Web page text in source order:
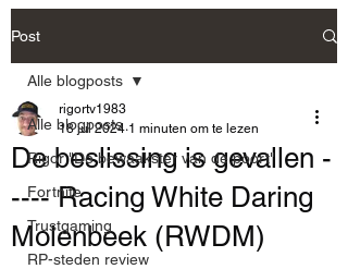
Post
Alle blogposts
Rigor "De bewaakster van de poort"
Fortnite
Trustgaming
RP-steden review
Alle blogposts
De beslissing is gevallen -
---- Racing White Daring
Molenbeek (RWDM)
rigortv1983
18 jul 2024 1 minuten om te lezen